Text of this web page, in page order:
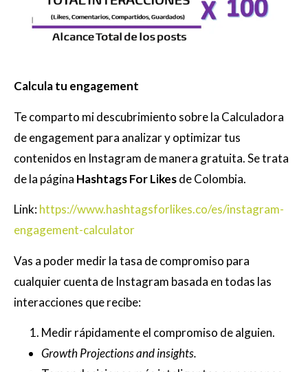
Calcula tu engagement
Te comparto mi descubrimiento sobre la Calculadora
de engagement para analizar y optimizar tus
contenidos en Instagram de manera gratuita. Se trata
de la página Hashtags For Likesde Colombia.
Link:https://www.hashtagsforlikes.co/es/instagram-
engagement-calculator
Vas a poder medir la tasa de compromiso para
cualquier cuenta de Instagram basada en todas las
interacciones que recibe:
Medir rápidamente el compromiso de alguien.
Growth Projections and insights.